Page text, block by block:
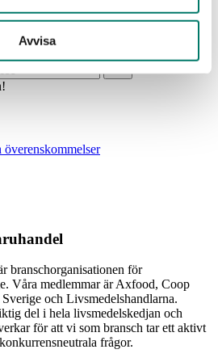
Avvisa
branschorganisationen för
Våra medlemmar är Axfood, Coop
och Livsmedelshandlarna.
del i hela livsmedelskedjan och
för att vi som bransch tar ett aktivt
frågor.